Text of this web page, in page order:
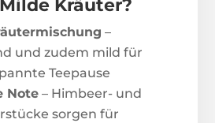
Kräuter?
–
und zudem mild für
Teepause
Note – Himbeer- und
sorgen für